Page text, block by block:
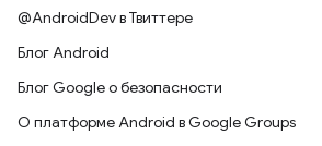
@AndroidDev в Твиттере
Блог Android
Блог Google о безопасности
О платформе Android в Google Groups